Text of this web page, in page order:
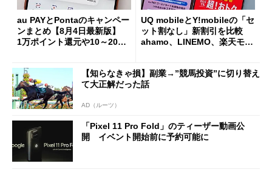
au PAYとPontaのキャンペー
ンまとめ【8月4日最新版】
1万ポイント還元や10～20％
UQ mobileとY!mobileの「セ
ット割なし」新割引を比較
ahamo、LINEMO、楽天モバ
【知らなきゃ損】副業→”競馬投資”に切り替え
て大正解だった話
AD（ルーツ）
「Pixel 11 Pro Fold」のティーザー動画公
開 イベント開始前に予約可能に